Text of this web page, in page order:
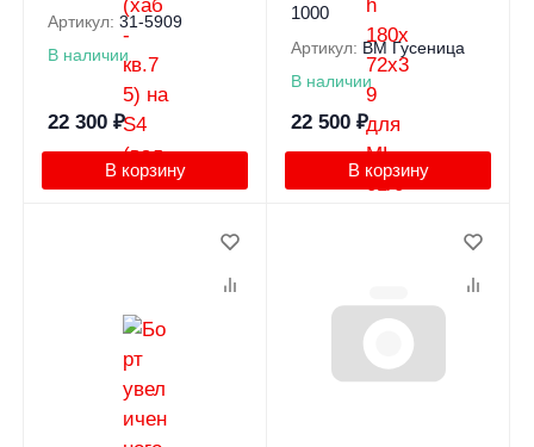
Артикул: 31-5909
В наличии
22 300 ₽
В корзину
1000
Артикул: BM Гусеница
В наличии
22 500 ₽
В корзину